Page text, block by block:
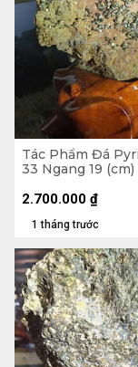
Tác Phẩm Đá
33 Ngang 19
1 tháng trước
2.700.000 ₫